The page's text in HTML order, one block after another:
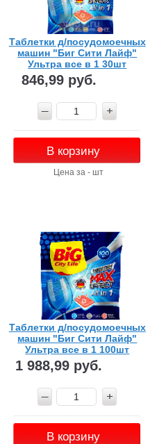
Таблетки д/посудомоечных
машин "Биг Сити Лайф"
Ультра все в 1 30шт
846,99 руб.
В корзину
Цена за - шт
Таблетки д/посудомоечных
машин "Биг Сити Лайф"
Ультра все в 1 100шт
1 988,99 руб.
В корзину